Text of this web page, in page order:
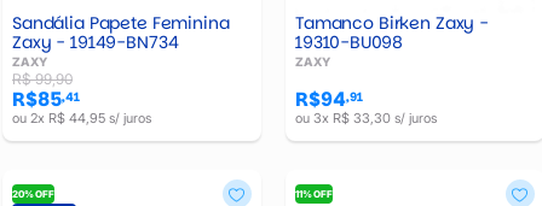
Sandália Papete Feminina
Zaxy - 19149-BN734
ZAXY
R$ 99,90
R$85,41
ou 2x R$ 44,95 s/ juros
Tamanco Birken Zaxy -
19310-BU098
ZAXY
R$94,91
ou 3x R$ 33,30 s/ juros
20% OFF
11% OFF